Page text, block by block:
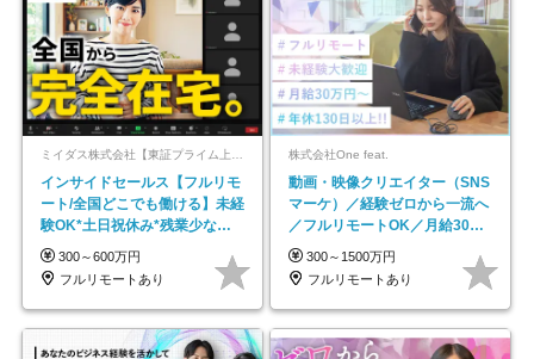
インサイドセールス【フルリモ
ート/全国どこでも働ける】未経
験OK*土日祝休み*残業少なめ*
在宅勤務手当あり
300～600万円
フルリモートあり
株式会社One feat.
動画・映像クリエイター（SNS
マーケ）／経験ゼロから一流へ
／フルリモートOK／月給30万
円～／年休130日以上
300～1500万円
フルリモートあり